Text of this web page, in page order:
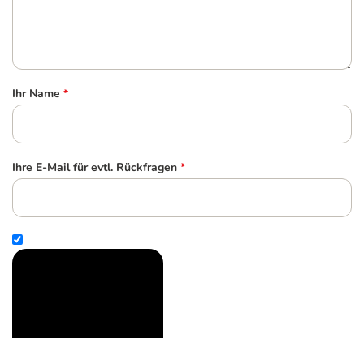
Ihr Name *
Ihre E-Mail für evtl. Rückfragen *